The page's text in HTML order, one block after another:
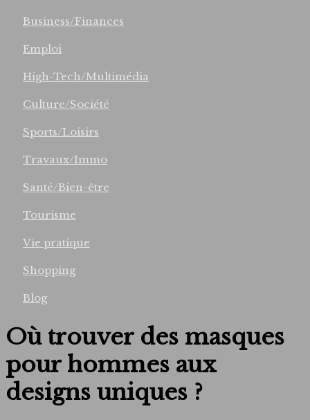
Business/Finances
Emploi
High-Tech/Multimédia
Culture/Société
Sports/Loisirs
Travaux/Immo
Santé/Bien-être
Tourisme
Vie pratique
Shopping
Blog
Où trouver des masques
pour hommes aux
designs uniques ?